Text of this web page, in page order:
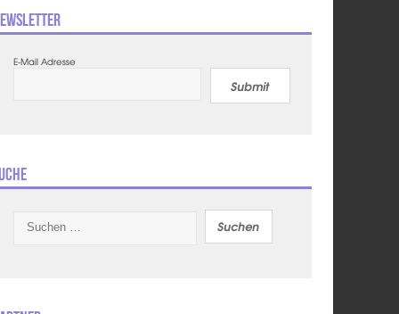
E-Mail Adresse
Submit
nach: